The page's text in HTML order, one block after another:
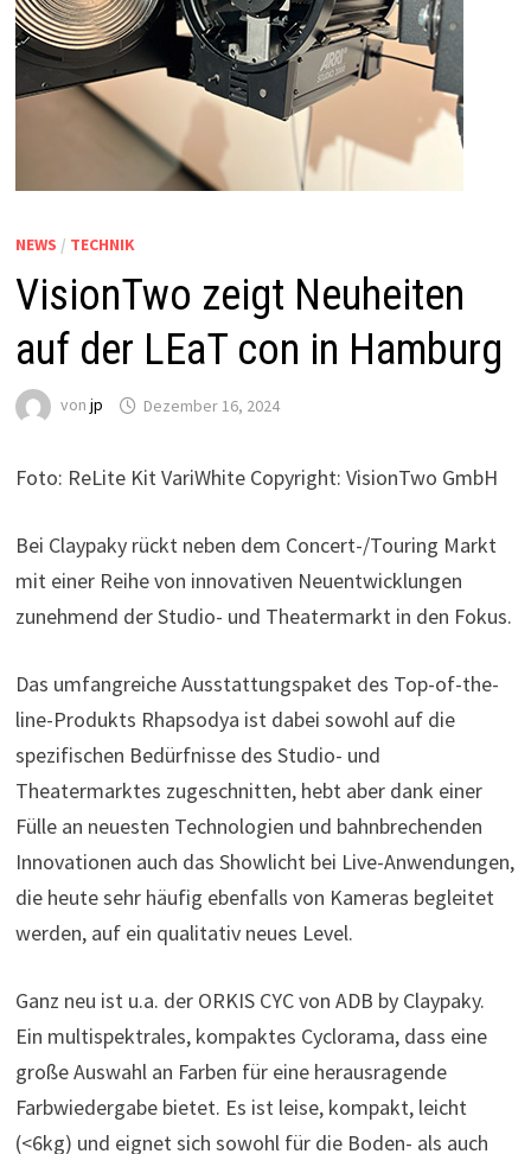
NEWS / TECHNIK
VisionTwo zeigt Neuheiten
auf der LEaT con in Hamburg
vonjp Dezember 16, 2024
Foto: ReLite Kit VariWhite Copyright: VisionTwo GmbH
Bei Claypaky rückt neben dem Concert-/Touring Markt
mit einer Reihe von innovativen Neuentwicklungen
zunehmend der Studio- und Theatermarkt in den Fokus.
Das umfangreiche Ausstattungspaket des Top-of-the-
line-Produkts Rhapsodya ist dabei sowohl auf die
spezifischen Bedürfnisse des Studio- und
Theatermarktes zugeschnitten, hebt aber dank einer
Fülle an neuesten Technologien und bahnbrechenden
Innovationen auch das Showlicht bei Live-Anwendungen,
die heute sehr häufig ebenfalls von Kameras begleitet
werden, auf ein qualitativ neues Level.
Ganz neu ist u.a. der ORKIS CYC von ADB by Claypaky.
Ein multispektrales, kompaktes Cyclorama, dass eine
große Auswahl an Farben für eine herausragende
Farbwiedergabe bietet. Es ist leise, kompakt, leicht
(<6kg) und eignet sich sowohl für die Boden- als auch